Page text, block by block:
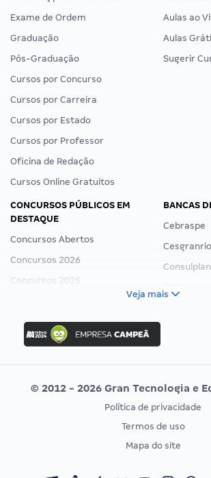
Exame de Ordem
Graduação
Pós-Graduação
Cursos por Concurso
Cursos por Carreira
Cursos por Estado
Cursos por Professor
Oficina de Redação
Cursos Online Gratuitos
Aulas ao
Aulas
Sugerir
CONCURSOS PÚBLICOS EM
DESTAQUE
Concursos Abertos
Concursos 2026
Concursos 2025
Concurso Ibama
Concurso MPU
Editais publicados
BANCAS
Cebraspe
Cesgranrio
Consulplan
Vunesp
CONCURSOS POR PROFISSÃO
Concursos Fiscais
EXAME DE
Calendário
Veja mais
© 2012 - 2026 Gran Tecnologia e
Política de privacidade
Termos de uso
Mapa do site